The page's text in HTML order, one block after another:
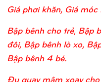
Giá phơi khăn, Giá móc
Bập bênh cho trẻ, Bập
đôi, Bập bênh lò xo,
Bập bênh 4 bé.
Đu quay mâm xoay